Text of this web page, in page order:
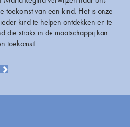
toekomst van een kind. Het is onze
kind te helpen ontdekken en te
die straks in de maatschappij kan
toekomst!